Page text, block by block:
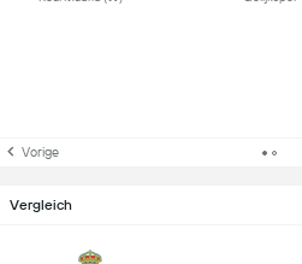
Vorige
Vergleich